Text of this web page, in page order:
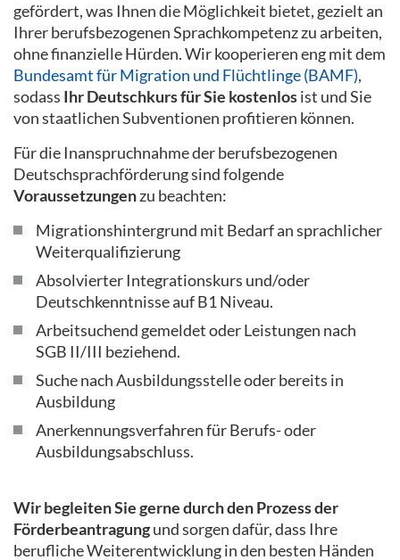
gefördert, was Ihnen die Möglichkeit bietet, gezielt an
Ihrer berufsbezogenen Sprachkompetenz zu arbeiten,
ohne finanzielle Hürden. Wir kooperieren eng mit dem
Bundesamt für Migration und Flüchtlinge (BAMF),
sodass Ihr Deutschkurs für Sie kostenlosist und Sie
von staatlichen Subventionen profitieren können.
Für die Inanspruchnahme der berufsbezogenen
Deutschsprachförderung sind folgende
Voraussetzungenzu beachten:
Migrationshintergrund mit Bedarf an sprachlicher
Weiterqualifizierung
Absolvierter Integrationskurs und/oder
Deutschkenntnisse auf B1 Niveau.
Arbeitsuchend gemeldet oder Leistungen nach
SGB II/III beziehend.
Suche nach Ausbildungsstelle oder bereits in
Ausbildung
Anerkennungsverfahren für Berufs- oder
Ausbildungsabschluss.
Wir begleiten Sie gerne durch den Prozess der
Förderbeantragungund sorgen dafür, dass Ihre
berufliche Weiterentwicklung in den besten Händen